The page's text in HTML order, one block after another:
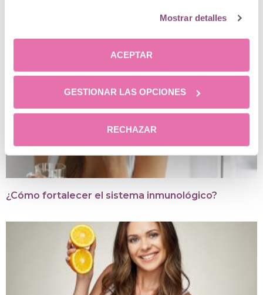
Mostrar detalles
ACEPTAR
GESTIONAR LAS OPCIONES
RECHAZAR
¿Cómo fortalecer el sistema inmunológico?